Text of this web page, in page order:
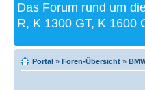
Das Forum rund um
R, K 1300 GT, K 1600
Portal » Foren-Übersicht »